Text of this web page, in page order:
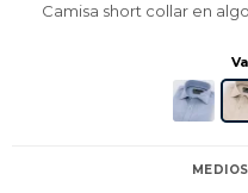
Camisa short collar en